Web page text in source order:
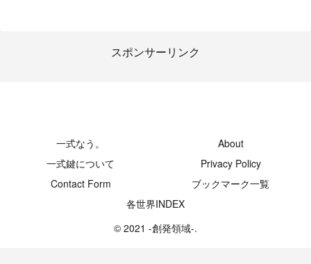
スポンサーリンク
一式なう。
About
一式鍵について
Privacy Policy
Contact Form
ブックマーク一覧
各世界INDEX
© 2021 -創発領域-.